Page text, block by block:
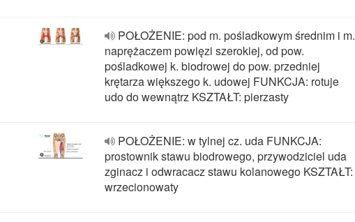
POŁOŻENIE: pod m. pośladkowym średnim i m.
naprężaczem powięzi szerokiej, od pow.
pośladkowej k. biodrowej do pow. przedniej
krętarza większego k. udowej FUNKCJA: rotuje
udo do wewnątrz KSZTAŁT: pierzasty
POŁOŻENIE: w tylnej cz. uda FUNKCJA:
prostownik stawu biodrowego, przywodziciel uda
zginacz i odwracacz stawu kolanowego KSZTAŁT:
wrzecionowaty